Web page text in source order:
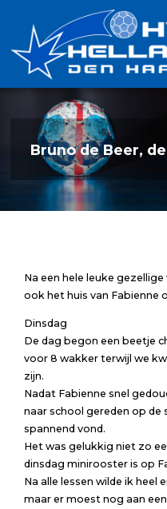
inhoud
Bruno de Beer,
Na een hele leuke
ook het huis van Fabienne
Dinsdag
De dag begon een beetje
voor 8 wakker terwijl we
zijn.
Nadat Fabienne snel
naar school gereden op de
spannend vond.
Het was gelukkig niet zo
dinsdag minirooster is op
Na alle lessen wilde ik heel
maar er moest nog aan